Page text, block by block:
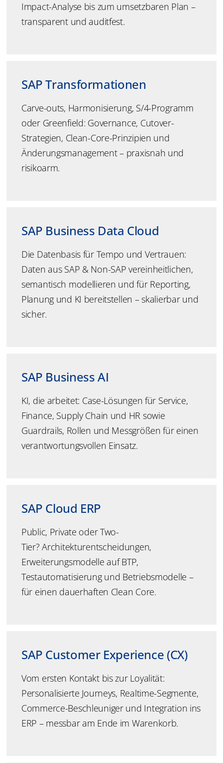
Impact-Analyse bis zum umsetzbaren Plan –
transparent und auditfest.
SAP Transformationen
Carve-outs, Harmonisierung, S/4-Programm
oder Greenfield: Governance, Cutover-
Strategien, Clean-Core-Prinzipien und
Änderungsmanagement – praxisnah und
risikoarm.
SAP Business Data Cloud
Die Datenbasis für Tempo und Vertrauen:
Daten aus SAP & Non-SAP vereinheitlichen,
semantisch modellieren und für Reporting,
Planung und KI bereitstellen – skalierbar und
sicher.
SAP Business AI
KI, die arbeitet: Case-Lösungen für Service,
Finance, Supply Chain und HR sowie
Guardrails, Rollen und Messgrößen für einen
verantwortungsvollen Einsatz.
SAP Cloud ERP
Public, Private oder Two-
Tier?Architekturentscheidungen,
Erweiterungsmodelle auf BTP,
Testautomatisierung und Betriebsmodelle –
für einen dauerhaften Clean Core.
SAP Customer Experience (CX)
Vom ersten Kontakt bis zur Loyalität:
Personalisierte Journeys, Realtime-Segmente,
Commerce-Beschleuniger und Integration ins
ERP – messbar am Ende im Warenkorb.